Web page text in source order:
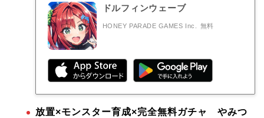
ドルフィンウェーブ
HONEY PARADE GAMES Inc. 無料
放置×モンスター育成×完全無料ガチャ やみつ